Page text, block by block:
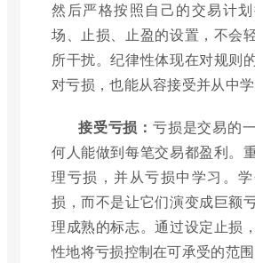
然后严格按照自己的交易计
场、止损、止盈的设置，不会
所干扰。纪律性体现在对规则
对亏损，也能从容接受并从中学
接受亏损：亏损是交易的
何人能做到每笔交易都盈利。
理亏损，并从亏损中学习。
损，而不是让它们演变成巨额
理成熟的标志。通过设定止损
性地将亏损控制在可承受的范围